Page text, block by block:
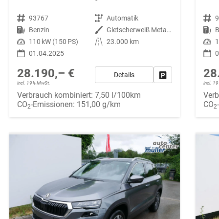
Fahrzeugnr. 93767 Getriebe Automatik
Kraftstoff Benzin Außenfarbe
Gletscherweiß Metallic
Leistung 110 kW (150 PS) Kilometerstand 23.000 km
01.04.2025
28.190,– €
incl. 19% MwSt.
Details Fahrzeug parken
Verbrauch kombiniert: 7,50 l/100km
CO2-Emissionen: 151,00 g/km
Fahrzeugnr.
Kraftstoff
Leistung
incl.
CO2